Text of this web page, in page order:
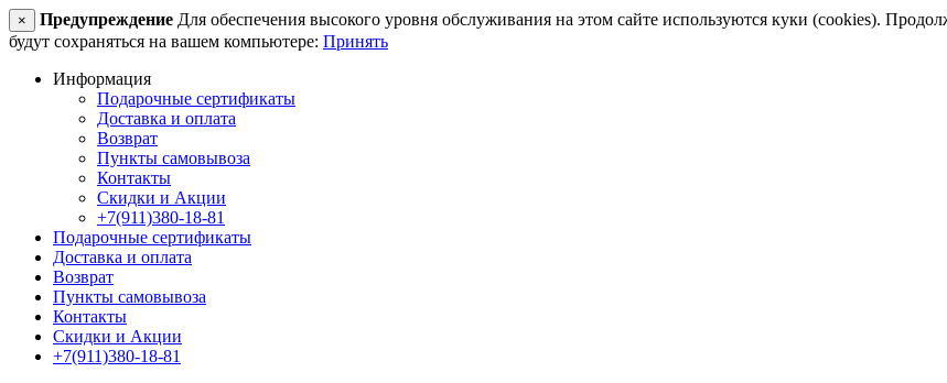
× Предупреждение Для обеспечения высокого уровня обслуживания на этом сайте используются куки (cookies).
будут сохраняться на вашем компьютере: Принять
Информация
Подарочные сертификаты
Доставка и оплата
Возврат
Пункты самовывоза
Контакты
Скидки и Акции
+7(911)380-18-81
Подарочные сертификаты
Доставка и оплата
Возврат
Пункты самовывоза
Контакты
Скидки и Акции
+7(911)380-18-81